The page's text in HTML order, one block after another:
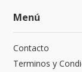
Menú
Contacto
Terminos y